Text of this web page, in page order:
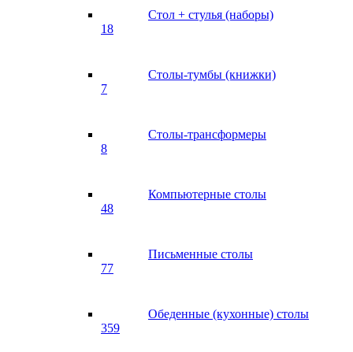
Стол + стулья (наборы)
18
Столы-тумбы (книжки)
7
Столы-трансформеры
8
Компьютерные столы
48
Письменные столы
77
Обеденные (кухонные) столы
359